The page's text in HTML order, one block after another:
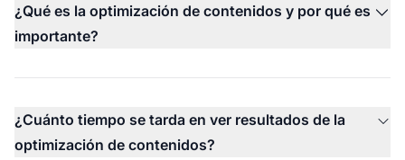
¿Qué es la optimización de contenidos y por qué es
importante?
¿Cuánto tiempo se tarda en ver resultados de la
optimización de contenidos?